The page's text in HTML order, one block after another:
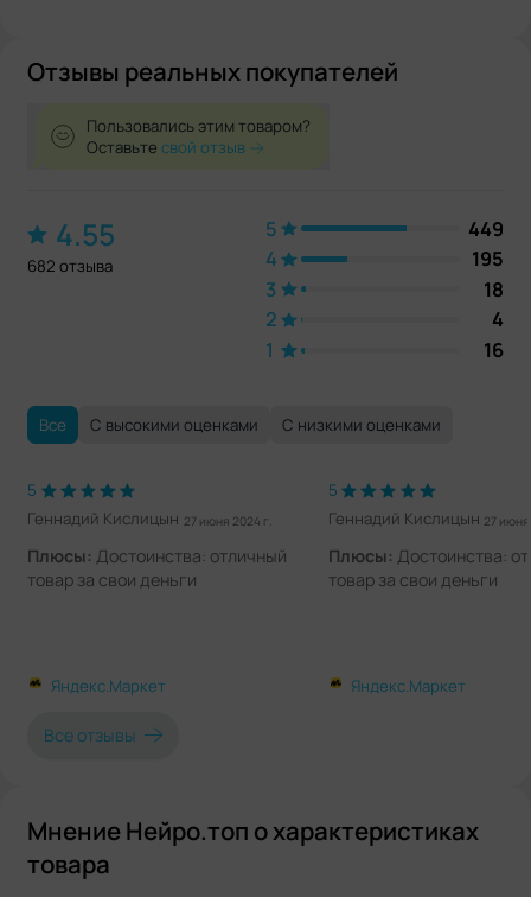
Отзывы реальных покупателей
Пользовались этим товаром?
Оставьтесвой отзыв
4.55
682 отзыва
5
449
4
195
3
18
2
4
1
16
Все С высокими оценками С низкими оценками
5
Геннадий Кислицын 27 июня 2024 г.
Плюсы: Достоинства: отличный
товар за свои деньги
Яндекс.Маркет
5
Геннадий Кислицын 27
Плюсы: Достоинства:
товар за свои деньги
Яндекс.Маркет
Все отзывы
Мнение Нейро.топ о характеристиках
товара